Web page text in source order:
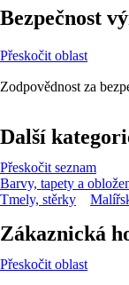
Bezpečnost
Přeskočit oblast
Zodpovědnost za
Další
Přeskočit seznam
Barvy, tapety a
Tmely, stěrky
Zákaznická
Přeskočit oblast